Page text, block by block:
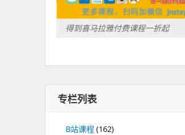
得到喜马拉雅付费课程一折起
专栏列表
B站课程(162)